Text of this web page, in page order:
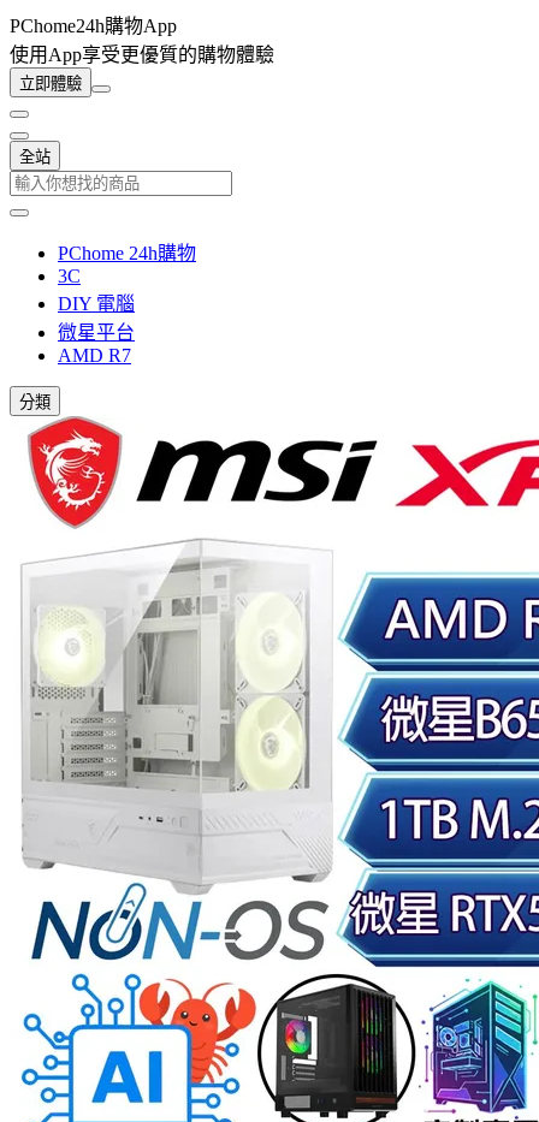
PChome24h購物App
使用App享受更優質的購物體驗
立即體驗
全站
PChome 24h購物
3C
DIY 電腦
微星平台
AMD R7
分類